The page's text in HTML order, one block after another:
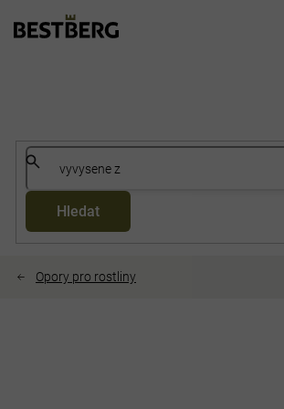
Hledat
Opory pro rostliny